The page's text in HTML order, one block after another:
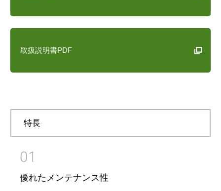
取扱説明書PDF
特長
01
優れたメンテナンス性